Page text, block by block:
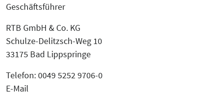
Geschäftsführer
RTB GmbH & Co. KG
Schulze-Delitzsch-Weg 10
33175 Bad Lippspringe
Telefon: 0049 5252 9706-0
E-Mail